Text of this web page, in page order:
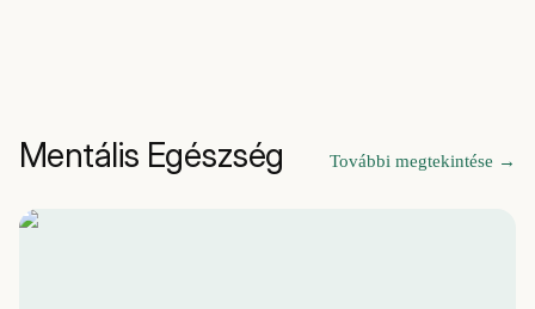
Mentális Egészség További megtekintése →